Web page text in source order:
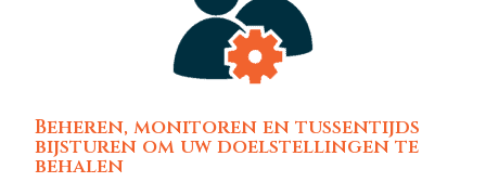
Beheren, monitoren en tussentijds
bijsturen om uw doelstellingen te
behalen